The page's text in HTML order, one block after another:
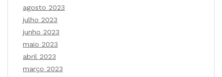
agosto 2023
julho 2023
junho 2023
maio 2023
abril 2023
março 2023